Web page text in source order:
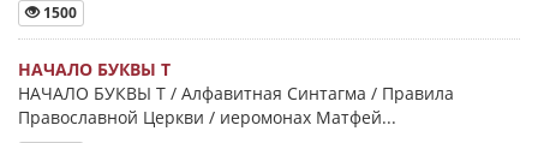
1500
НАЧАЛО БУКВЫ Τ
НАЧАЛО БУКВЫ Τ / Алфавитная Синтагма / Правила
Православной Церкви / иеромонах Матфей...